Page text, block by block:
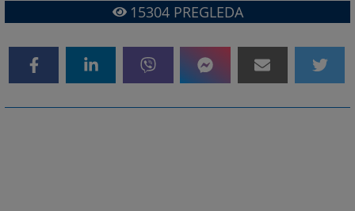
15304PREGLEDA